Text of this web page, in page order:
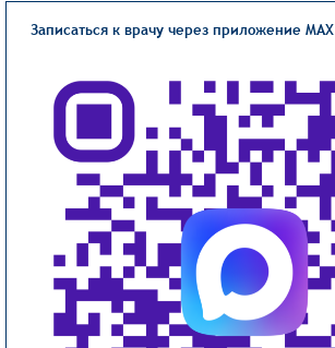
Записаться к врачу через приложение MAX